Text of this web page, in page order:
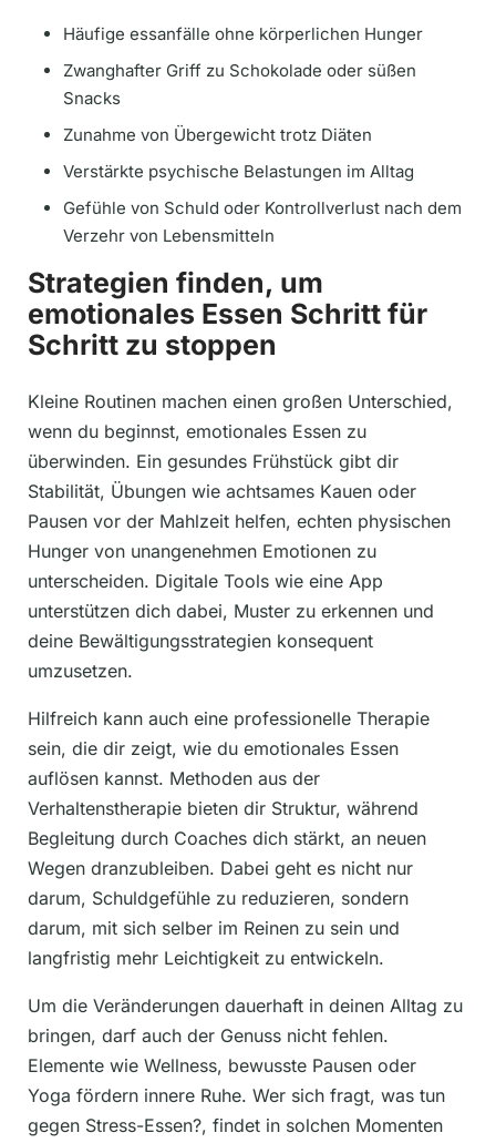
Häufige essanfälle ohne körperlichen Hunger
Zwanghafter Griff zu Schokolade oder süßen
Snacks
Zunahme von Übergewicht trotz Diäten
Verstärkte psychische Belastungen im Alltag
Gefühle von Schuld oder Kontrollverlust nach dem
Verzehr von Lebensmitteln
Strategien finden, um
emotionales Essen Schritt für
Schritt zu stoppen
Kleine Routinen machen einen großen Unterschied,
wenn du beginnst, emotionales Essen zu
überwinden. Ein gesundes Frühstück gibt dir
Stabilität, Übungen wie achtsames Kauen oder
Pausen vor der Mahlzeit helfen, echten physischen
Hunger von unangenehmen Emotionen zu
unterscheiden. Digitale Tools wie eine App
unterstützen dich dabei, Muster zu erkennen und
deine Bewältigungsstrategien konsequent
umzusetzen.
Hilfreich kann auch eine professionelle Therapie
sein, die dir zeigt, wie du emotionales Essen
auflösen kannst. Methoden aus der
Verhaltenstherapie bieten dir Struktur, während
Begleitung durch Coaches dich stärkt, an neuen
Wegen dranzubleiben. Dabei geht es nicht nur
darum, Schuldgefühle zu reduzieren, sondern
darum, mit sich selber im Reinen zu sein und
langfristig mehr Leichtigkeit zu entwickeln.
Um die Veränderungen dauerhaft in deinen Alltag zu
bringen, darf auch der Genuss nicht fehlen.
Elemente wie Wellness, bewusste Pausen oder
Yoga fördern innere Ruhe. Wer sich fragt, was tun
gegen Stress-Essen?, findet in solchen Momenten